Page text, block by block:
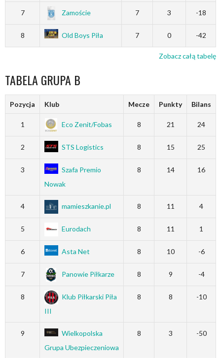
7 Zamoście 7 3 -18
8 Old Boys Piła 7 0 -42
Zobacz całą tabelę
TABELA GRUPA B
Pozycja Klub Mecze Punkty Bilans
1 Eco Zenit/Fobas 8 21 24
2 STS Logistics 8 15 25
3
Szafa Premio
Nowak
8 14 16
4 mamieszkanie.pl 8 11 4
5 Eurodach 8 11 1
6 Asta Net 8 10 -6
7 Panowie Piłkarze 8 9 -4
8
Klub Piłkarski Piła
III
8 8 -10
9
Wielkopolska
Grupa Ubezpieczeniowa
8 3 -50